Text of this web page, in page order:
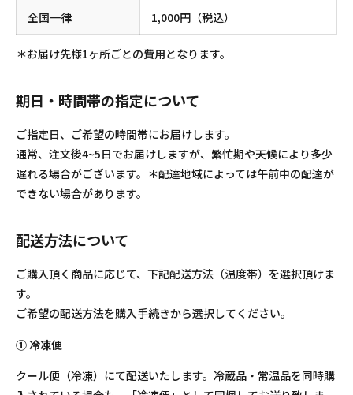
全国一律 1,000円（税込）
＊お届け先様1ヶ所ごとの費用となります。
期日・時間帯の指定について
ご指定日、ご希望の時間帯にお届けします。
通常、注文後4~5日でお届けしますが、繁忙期や天候により多少
遅れる場合がございます。＊配達地域によっては午前中の配達が
できない場合があります。
配送方法について
ご購入頂く商品に応じて、下記配送方法（温度帯）を選択頂けま
す。
ご希望の配送方法を購入手続きから選択してください。
①冷凍便
クール便（冷凍）にて配送いたします。冷蔵品・常温品を同時購